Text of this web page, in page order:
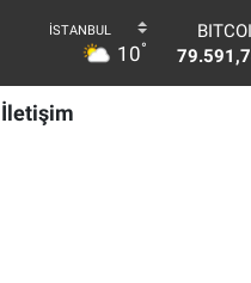
10°
İletişim